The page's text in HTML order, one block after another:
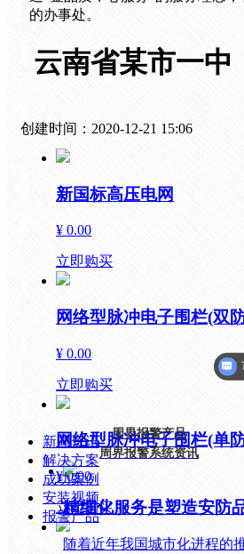
的办事处。
云南省某市一中
创建时间： 2020-12-21 15:06
新国标高压电网
¥ 0.00
立即购买
网络型脉冲电子围栏(双
¥ 0.00
立即购买
网络型脉冲电子围栏(单
¥ 0.00
立即购买
周界报警产品
周界报警系统资讯
精细化服务是塑造安防
随着近年我国城市化进程的
新闻资讯
解决方案
成功案例
安装视频
报警产品